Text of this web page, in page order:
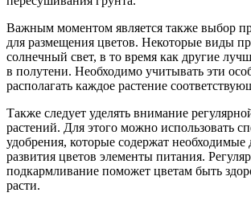
Важным моментом является также выбор
для размещения цветов. Некоторые виды
солнечный свет, в то время как другие
в полутени. Необходимо учитывать эти
располагать каждое растение
Также следует уделять внимание
растений. Для этого можно использовать
удобрения, которые содержат необходимые
развития цветов элементы питания.
подкармливание поможет цветам быть
расти.